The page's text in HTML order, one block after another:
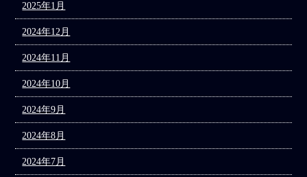
2025年1月
2024年12月
2024年11月
2024年10月
2024年9月
2024年8月
2024年7月